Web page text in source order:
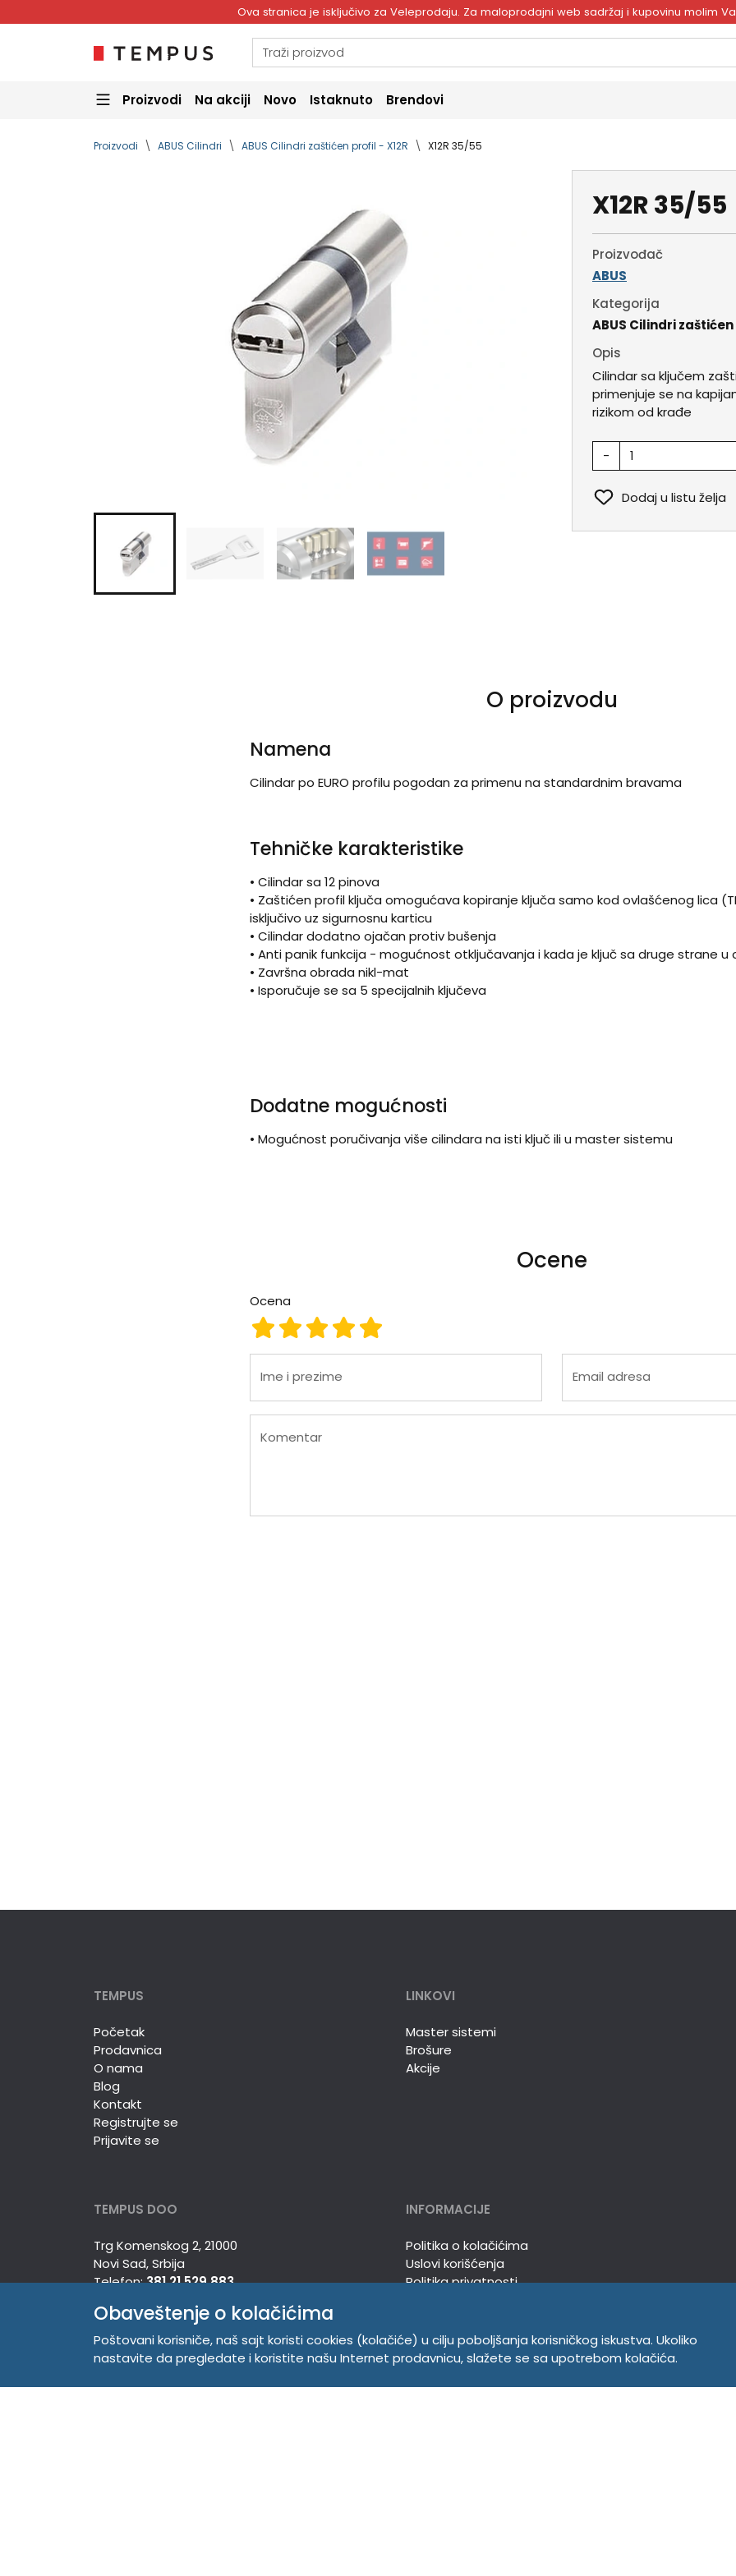
Ova stranica je isključivo za Veleprodaju. Za maloprodajni web sadržaj i kupovinu molim
Proizvodi Na akciji Novo Istaknuto Brendovi
Proizvodi ABUS Cilindri ABUS Cilindri zaštićen profil - X12R X12R 35/55
X12R 35/55
Proizvođač
ABUS
Kategorija
ABUS Cilindri
Opis
Cilindar sa ključem
primenjuje se na
rizikom od krađe
-
Dodaj u listu želja
O proizvodu
Namena
Cilindar po EURO profilu pogodan za primenu na standardnim bravama
Tehničke karakteristike
• Cilindar sa 12 pinova
• Zaštićen profil ključa omogućava kopiranje ključa samo kod ovlašćenog lica
isključivo uz sigurnosnu karticu
• Cilindar dodatno ojačan protiv bušenja
• Anti panik funkcija - mogućnost otključavanja i kada je ključ sa druge strane u
• Završna obrada nikl-mat
• Isporučuje se sa 5 specijalnih ključeva
Dodatne mogućnosti
• Mogućnost poručivanja više cilindara na isti ključ ili u master sistemu
Ocene
Ocena
Ocena 5
Ocena 4
Ocena 3
Ocena 2
Ocena 1
Ime i prezime Email adresa
Komentar
TEMPUS
Početak
Prodavnica
O nama
Blog
Kontakt
Registrujte se
Prijavite se
LINKOVI
Master sistemi
Brošure
Akcije
TEMPUS DOO
Trg Komenskog 2, 21000
Novi Sad, Srbija
Telefon:381 21 529 883
PIB 104345469
Matični broj 20150718
INFORMACIJE
Politika o kolačićima
Uslovi korišćenja
Politika privatnosti
Obaveštenje o kolačićima
Poštovani korisniče, naš sajt koristi cookies (kolačiće) u cilju poboljšanja korisničkog iskustva. Ukoliko
nastavite da pregledate i koristite našu Internet prodavnicu, slažete se sa upotrebom kolačića.